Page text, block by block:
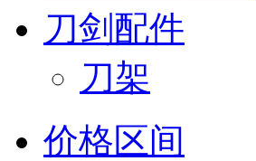
刀剑配件
刀架
价格区间